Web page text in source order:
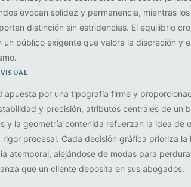
evocan solidez y permanencia, mientras
distinción sin estridencias. El equilibrio
un público exigente que valora la discreción y
apuesta por una tipografía firme y
y precisión, atributos centrales de un
y la geometría contenida refuerzan la idea de
procesal. Cada decisión gráfica prioriza la
atemporal, alejándose de modas para
que un cliente deposita en sus abogados.